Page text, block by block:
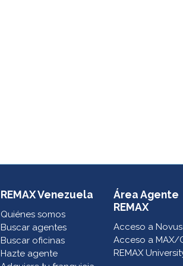
REMAX Venezuela
Quiénes somos
Buscar agentes
Buscar oficinas
Hazte agente
Área Agente
REMAX
Acceso a Novus
Acceso a MAX/
REMAX